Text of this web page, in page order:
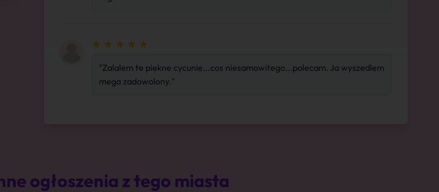
"Zalalem te piekne cycunie...cos niesamowitego...polecam. Ja wyszedlem
mega zadowolony."
ogłoszenia z tego miasta